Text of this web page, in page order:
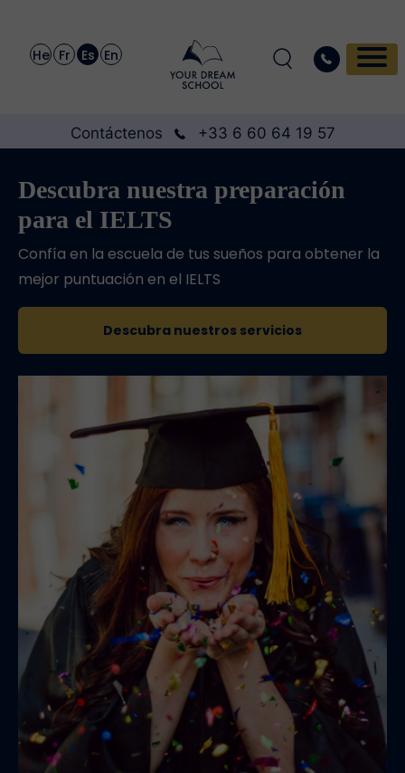
He Fr Es En
Contáctenos +33 6 60 64 19 57
Descubra nuestra preparación
para el IELTS
Confía en la escuela de tus sueños para obtener la
mejor puntuación en el IELTS
Descubra nuestros servicios